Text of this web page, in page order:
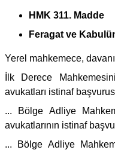
HMK 311. Madde
Feragat ve
Yerel mahkemece,
İlk Derece
avukatları istinaf
... Bölge Adliye
avukatlarının istinaf
... Bölge Adliye